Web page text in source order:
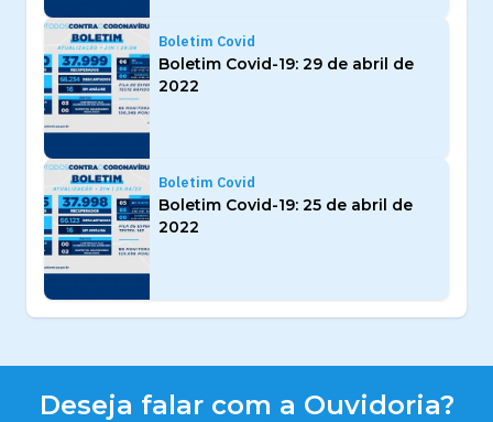
Boletim Covid
Boletim Covid-19: 29 de abril de
2022
Boletim Covid
Boletim Covid-19: 25 de abril de
2022
Deseja falar com a Ouvidoria?